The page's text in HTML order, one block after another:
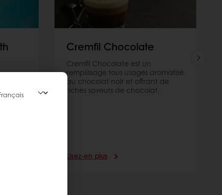
Cremfil Chocolate
Cremfil Chocolate est un
remplissage tous usages aromatisé
au chocolat noir et offrant de
riches saveurs de chocolat.
Lisez-en plus